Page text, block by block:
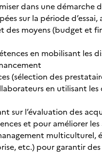
dans une démarche
sur la période d’essai,
moyens (budget et
en mobilisant les
(sélection des
en utilisant les
sur l’évaluation des
et pour améliorer
multiculturel,
etc.) pour garantir